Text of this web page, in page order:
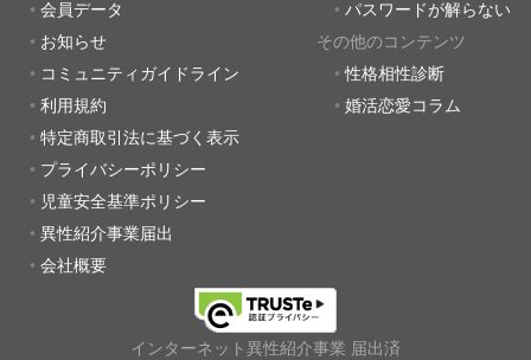
会員データ
お知らせ
コミュニティガイドライン
利用規約
特定商取引法に基づく表示
プライバシーポリシー
児童安全基準ポリシー
異性紹介事業届出
会社概要
パスワードが解らない
その他のコンテンツ
性格相性診断
婚活恋愛コラム
インターネット異性紹介事業 届出済